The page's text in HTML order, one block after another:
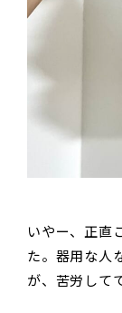
いやー、正直
た。器用な人
が、苦労して